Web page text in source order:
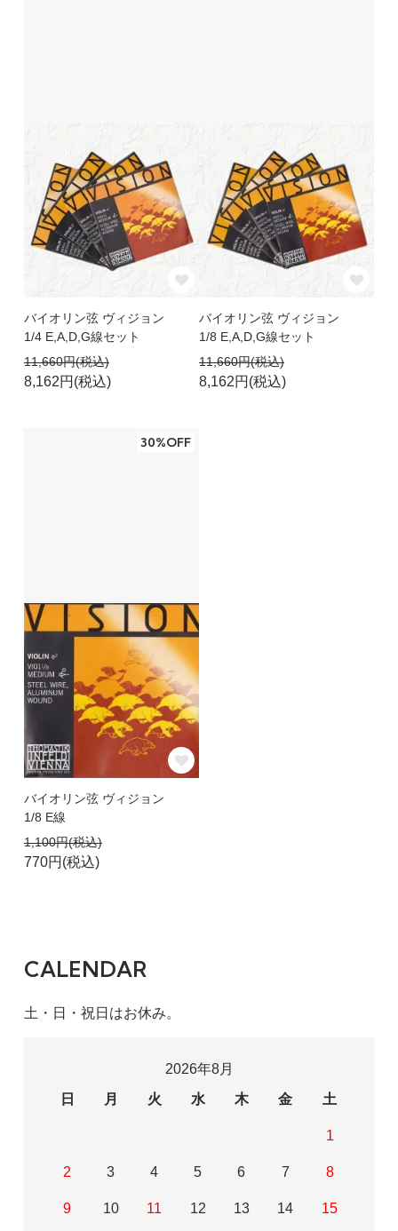
バイオリン弦 ヴィジョン
1/4 E,A,D,G線セット
11,660円(税込)
8,162円(税込)
バイオリン弦 ヴィジョン
1/8 E,A,D,G線セット
11,660円(税込)
8,162円(税込)
30%OFF
バイオリン弦 ヴィジョン
1/8 E線
1,100円(税込)
770円(税込)
CALENDAR
土・日・祝日はお休み。
2026年8月
日
月 火 水 木 金 土
1
2 3 4 5 6 7 8
9 10 11 12 13 14 15